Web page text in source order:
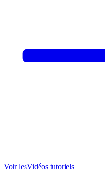
Voir lesVidéos tutoriels